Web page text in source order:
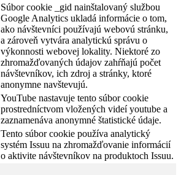
Súbor cookie _gid nainštalovaný službou
Google Analytics ukladá informácie o tom,
ako návštevníci používajú webovú stránku,
a zároveň vytvára analytickú správu o
výkonnosti webovej lokality. Niektoré zo
zhromažďovaných údajov zahŕňajú počet
návštevníkov, ich zdroj a stránky, ktoré
anonymne navštevujú.
YouTube nastavuje tento súbor cookie
prostredníctvom vložených videí youtube a
zaznamenáva anonymné štatistické údaje.
Tento súbor cookie používa analytický
systém Issuu na zhromažďovanie informácií
o aktivite návštevníkov na produktoch Issuu.